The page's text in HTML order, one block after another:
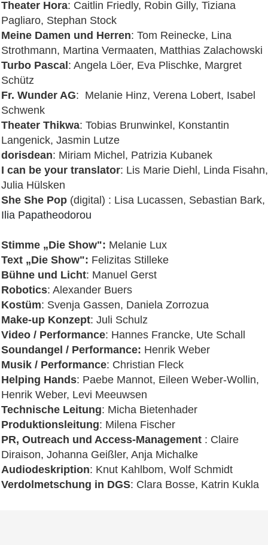
Theater Hora: Caitlin Friedly, Robin Gilly, Tiziana
Pagliaro, Stephan Stock
Meine Damen und Herren: Tom Reinecke, Lina
Strothmann, Martina Vermaaten, Matthias Zalachowski
Turbo Pascal: Angela Löer, Eva Plischke, Margret
Schütz
Fr. Wunder AG: Melanie Hinz, Verena Lobert, Isabel
Schwenk
Theater Thikwa: Tobias Brunwinkel, Konstantin
Langenick, Jasmin Lutze
dorisdean: Miriam Michel, Patrizia Kubanek
I can be your translator: Lis Marie Diehl, Linda Fisahn,
Julia Hülsken
She She Pop (digital) : Lisa Lucassen, Sebastian Bark,
Ilia Papatheodorou
Stimme „Die Show": Melanie Lux
Text „Die Show": Felizitas Stilleke
Bühne und Licht: Manuel Gerst
Robotics: Alexander Buers
Kostüm: Svenja Gassen, Daniela Zorrozua
Make-up Konzept: Juli Schulz
Video / Performance: Hannes Francke, Ute Schall
Soundangel / Performance: Henrik Weber
Musik / Performance: Christian Fleck
Helping Hands: Paebe Mannot, Eileen Weber-Wollin,
Henrik Weber, Levi Meeuwsen
Technische Leitung: Micha Bietenhader
Produktionsleitung: Milena Fischer
PR, Outreach und Access-Management : Claire
Diraison, Johanna Geißler, Anja Michalke
Audiodeskription: Knut Kahlbom, Wolf Schmidt
Verdolmetschung in DGS: Clara Bosse, Katrin Kukla